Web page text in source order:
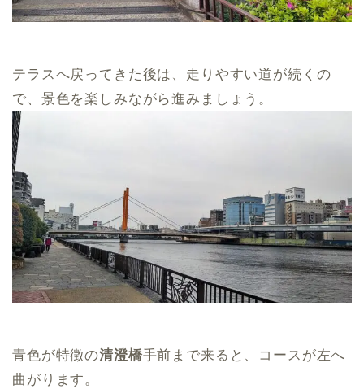
テラスへ戻ってきた後は、走りやすい道が続くの
で、景色を楽しみながら進みましょう。
青色が特徴の清澄橋手前まで来ると、コースが左へ
曲がります。